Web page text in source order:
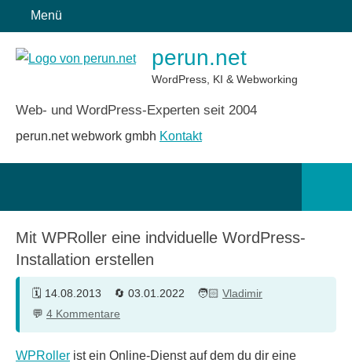
Inhalt
springen
Menü
perun.net
WordPress, KI & Webworking
Web- und WordPress-Experten seit 2004
perun.net webwork gmbh Kontakt
Mit WPRoller eine indviduelle WordPress-
Installation erstellen
14.08.2013 03.01.2022
Vladimir
4 Kommentare
WPRoller ist ein Online-Dienst auf dem du dir eine